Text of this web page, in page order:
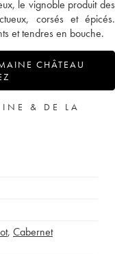
le vignoble produit des
corsés et épicés.
et tendres en bouche.
CHÂTEAU
& DE LA
, Cabernet